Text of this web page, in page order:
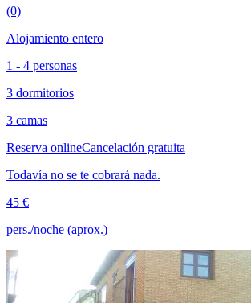
(0)
Alojamiento entero
1 - 4 personas
3 dormitorios
3 camas
Reserva onlineCancelación gratuita
Todavía no se te cobrará nada.
45 €
pers./noche (aprox.)